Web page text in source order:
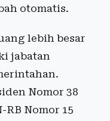
otomatis.
lebih besar
jabatan
Nomor 38
RB Nomor 15